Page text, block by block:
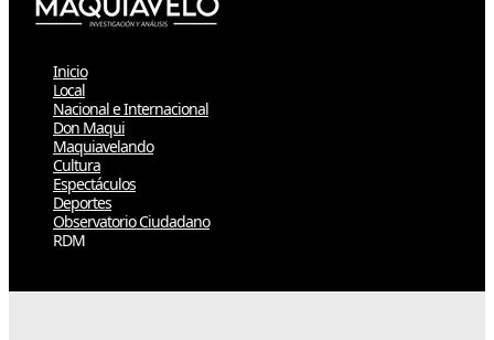
Inicio
Local
Nacional e Internacional
Don Maqui
Maquiavelando
Cultura
Espectáculos
Deportes
Observatorio Ciudadano
RDM